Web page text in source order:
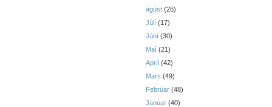
ágúst (25)
Júlí (17)
Júní (30)
Maí (21)
Apríl (42)
Mars (49)
Febrúar (48)
Janúar (40)